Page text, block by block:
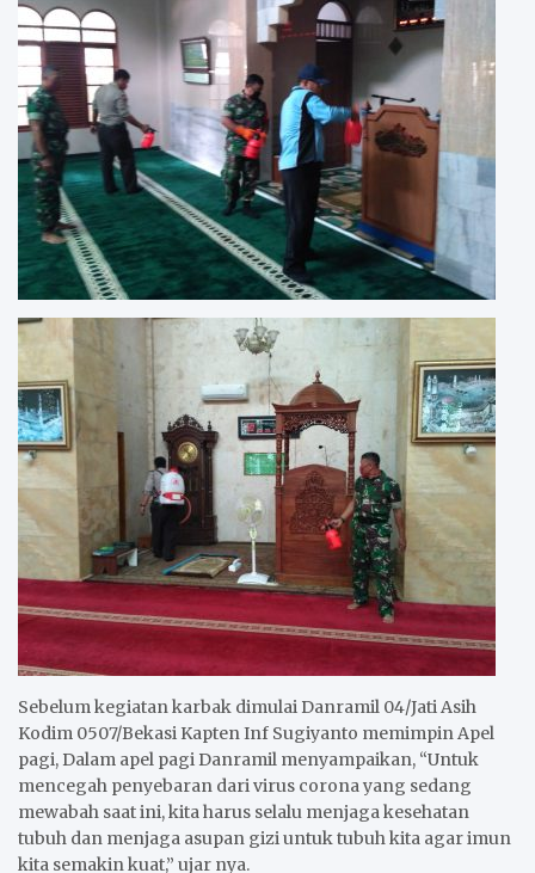
Sebelum kegiatan karbak dimulai Danramil 04/Jati Asih
Kodim 0507/Bekasi Kapten Inf Sugiyanto memimpin Apel
pagi, Dalam apel pagi Danramil menyampaikan, “Untuk
mencegah penyebaran dari virus corona yang sedang
mewabah saat ini, kita harus selalu menjaga kesehatan
tubuh dan menjaga asupan gizi untuk tubuh kita agar imun
kita semakin kuat,” ujar nya.